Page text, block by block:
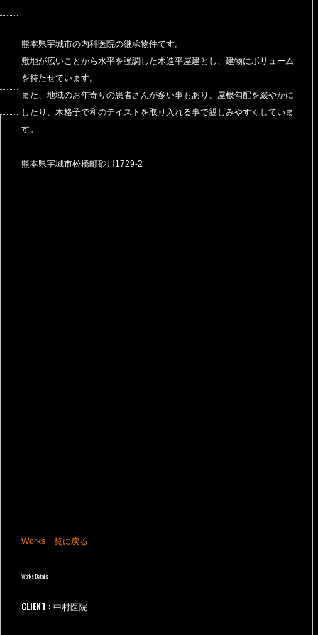
熊本県宇城市の内科医院の継承物件です。
敷地が広いことから水平を強調した木造平屋建とし、建物にボリューム
を持たせています。
また、地域のお年寄りの患者さんが多い事もあり、屋根勾配を緩やかに
したり、木格子で和のテイストを取り入れる事で親しみやすくしていま
す。
熊本県宇城市松橋町砂川1729-2
Works一覧に戻る
Works Details
CLIENT : 中村医院